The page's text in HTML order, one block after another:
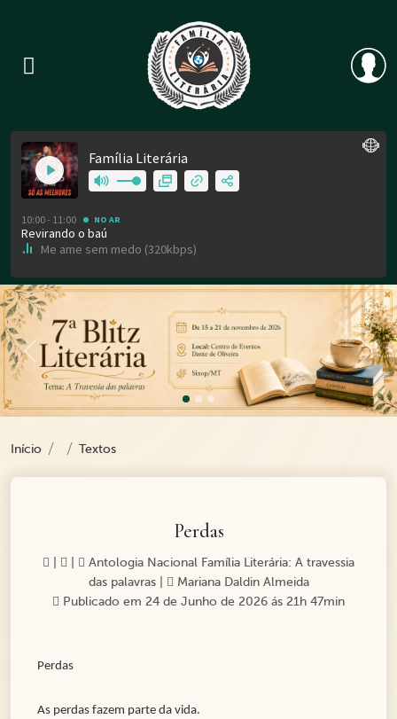
Previous
Início Textos
Perdas
Antologia Nacional Família Literária: A travessia
das palavras|
Mariana Daldin Almeida
Publicado em 24 de Junho de 2026 ás 21h 47min
Perdas
As perdas fazem parte da vida.